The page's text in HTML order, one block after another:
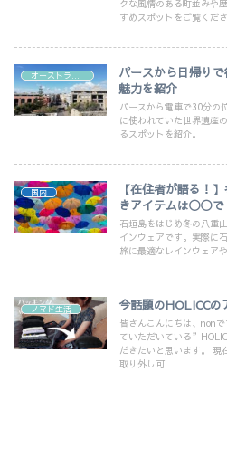
クな風情のある町並みや
すめスポットをご覧くださ
オーストラリア
パースから日帰り
魅力を紹介
パースから電車で30分の
に使われていた世界遺産
るスポットを紹介。
国内
【在住者が語る！
きアイテムは◯◯で
石垣島をはじめ冬の八重
インウェアです。実際に
旅に最適なレインウェア
ノマド生活 今話題のHOLICC
皆さんこんにちは、non
ていただいている
だきたいと思います。 現
取り外し可...